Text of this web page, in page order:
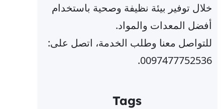
خلال توفير بيئة نظيفة وصحية باستخدام
أفضل المعدات والمواد.
للتواصل معنا وطلب الخدمة، اتصل على:
0097477752536.
Tags